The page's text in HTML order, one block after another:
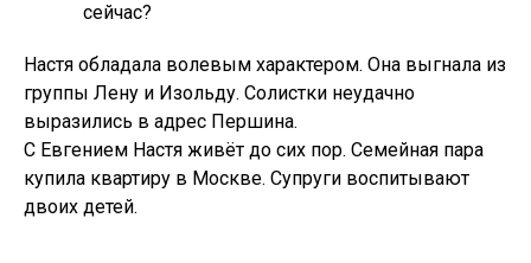
сейчас?
Настя обладала волевым характером. Она выгнала из
группы Лену и Изольду. Солистки неудачно
выразились в адрес Першина.
С Евгением Настя живёт до сих пор. Семейная пара
купила квартиру в Москве. Супруги воспитывают
двоих детей.